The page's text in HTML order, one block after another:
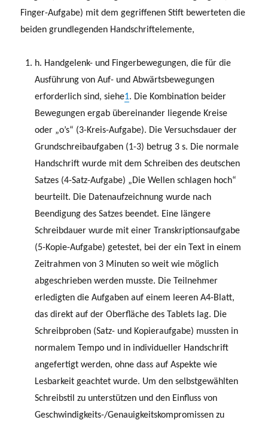
Finger-Aufgabe) mit dem gegriffenen Stift bewerteten die
beiden grundlegenden Handschriftelemente,
h. Handgelenk- und Fingerbewegungen, die für die
Ausführung von Auf- und Abwärtsbewegungen
erforderlich sind, siehe1. Die Kombination beider
Bewegungen ergab übereinander liegende Kreise
oder „o’s“ (3-Kreis-Aufgabe). Die Versuchsdauer der
Grundschreibaufgaben (1-3) betrug 3 s. Die normale
Handschrift wurde mit dem Schreiben des deutschen
Satzes (4-Satz-Aufgabe) „Die Wellen schlagen hoch“
beurteilt. Die Datenaufzeichnung wurde nach
Beendigung des Satzes beendet. Eine längere
Schreibdauer wurde mit einer Transkriptionsaufgabe
(5-Kopie-Aufgabe) getestet, bei der ein Text in einem
Zeitrahmen von 3 Minuten so weit wie möglich
abgeschrieben werden musste. Die Teilnehmer
erledigten die Aufgaben auf einem leeren A4-Blatt,
das direkt auf der Oberfläche des Tablets lag. Die
Schreibproben (Satz- und Kopieraufgabe) mussten in
normalem Tempo und in individueller Handschrift
angefertigt werden, ohne dass auf Aspekte wie
Lesbarkeit geachtet wurde. Um den selbstgewählten
Schreibstil zu unterstützen und den Einfluss von
Geschwindigkeits-/Genauigkeitskompromissen zu